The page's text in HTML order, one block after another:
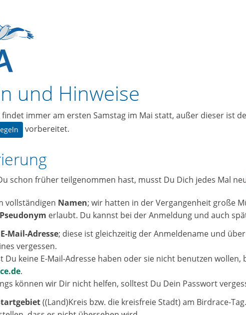
und Hinweise
findet immer am ersten Samstag im Mai statt, außer dieser ist
vorbereitet.
schon früher teilgenommen hast, musst Du Dich jedes Mal
vollständigen Namen; wir hatten in der Vergangenheit große
erlaubt. Du kannst bei der Anmeldung und auch
E-Mail-Adresse; diese ist gleichzeitig der Anmeldename und
vergessen.
Du keine E-Mail-Adresse haben oder sie nicht benutzen
.
können wir Dir nicht helfen, solltest Du Dein Passwort
((Land)Kreis bzw. die kreisfreie Stadt) am Birdrace-